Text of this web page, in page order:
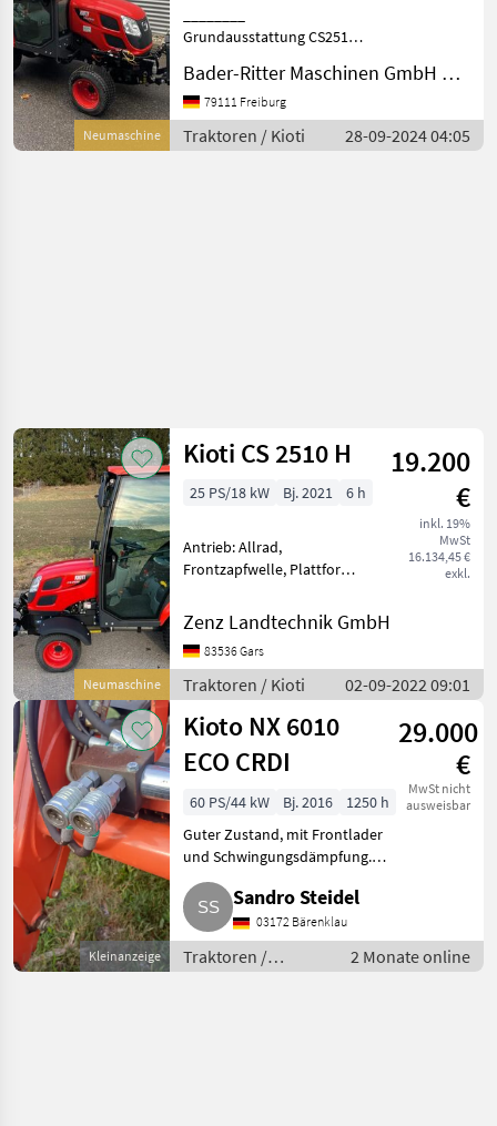
Neumaschine
Grundausstattung CS2510
Grundausstattung ohne
Bereifung Motor * 3
Zylinder Daedong Diesel
Motor * Abgasstufe 5 * 18, 3
Bader-Ritter Maschinen GmbH & Co. KG
79111 Freiburg
Traktoren / Kioti 28-09-2024 04:05
Neumaschine
Kioti CS 2510 H
19.200
€
inkl. 19%
MwSt
16.134,45 €
exkl.
25 PS/18 kW Bj. 2021 6 h
Antrieb: Allrad,
Frontzapfwelle, Plattform:
Zapfwellendrehzahl: 540,
Fronthydraulik 3 Zylinder
Daedong Diesel Motor 18, 3
kW = 24, 8 PS Abgasstufe 5
Kioti Garanti
Zenz Landtechnik GmbH
83536 Gars
Traktoren / Kioti 02-09-2022 09:01
Kleinanzeige
Kioto NX 6010
ECO CRDI
29.000
€
MwSt nicht
ausweisbar
60 PS/44 kW Bj. 2016
1250 h
Guter Zustand, mit Frontlader
und Schwingungsdämpfung.
Traktoren
Obst-/Weinbautraktoren
Sandro Steidel
03172 Bärenklau
Traktoren /
Obst-/Weinbautraktoren
2 Monate online